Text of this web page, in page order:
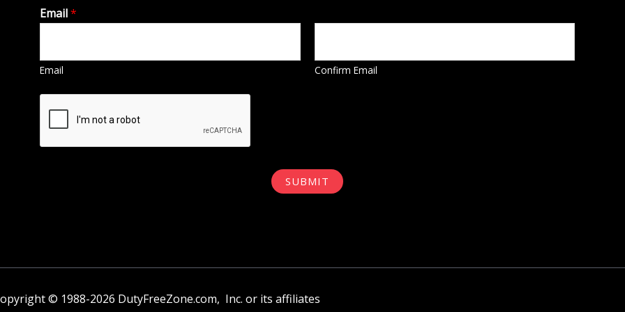
Email*
Email Confirm Email
SUBMIT
© 1988-2026 DutyFreeZone.com, Inc. or its affiliates